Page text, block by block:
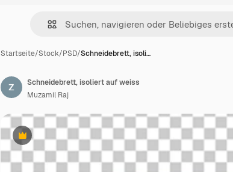
Startseite/Stock/PSD/Schneidebrett, isoli…
Premium
Schneidebrett, isoliert auf weiss
Muzamil Raj